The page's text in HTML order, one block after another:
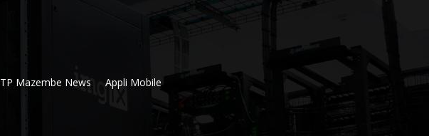
TP Mazembe News Appli Mobile